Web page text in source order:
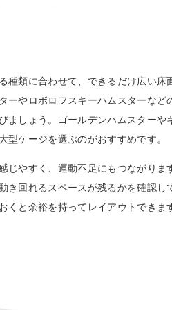
種類に合わせて、できるだけ広い床
ーやロボロフスキーハムスターなど
ましょう。ゴールデンハムスターや
ケージを選ぶのがおすすめです。
じやすく、運動不足にもつながりま
き回れるスペースが残るかを確認し
と余裕を持ってレイアウトできま